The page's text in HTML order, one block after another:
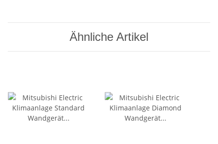
Ähnliche Artikel